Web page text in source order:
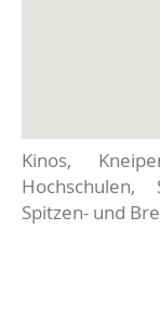
Kinos,
Spitzen- und